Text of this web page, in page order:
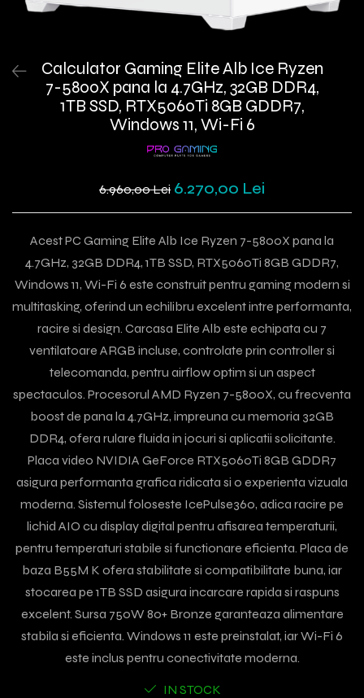
Calculator Gaming Elite Alb Ice Ryzen
7-5800X pana la 4.7GHz, 32GB DDR4,
1TB SSD, RTX5060Ti 8GB GDDR7,
Windows 11, Wi-Fi 6
6.960,00 Lei 6.270,00 Lei
Acest PC Gaming Elite Alb Ice Ryzen 7-5800X pana la
4.7GHz, 32GB DDR4, 1TB SSD, RTX5060Ti 8GB GDDR7,
Windows 11, Wi-Fi 6 este construit pentru gaming modern si
multitasking, oferind un echilibru excelent intre performanta,
racire si design. Carcasa Elite Alb este echipata cu 7
ventilatoare ARGB incluse, controlate prin controller si
telecomanda, pentru airflow optim si un aspect
spectaculos. Procesorul AMD Ryzen 7-5800X, cu frecventa
boost de pana la 4.7GHz, impreuna cu memoria 32GB
DDR4, ofera rulare fluida in jocuri si aplicatii solicitante.
Placa video NVIDIA GeForce RTX5060Ti 8GB GDDR7
asigura performanta grafica ridicata si o experienta vizuala
moderna. Sistemul foloseste IcePulse360, adica racire pe
lichid AIO cu display digital pentru afisarea temperaturii,
pentru temperaturi stabile si functionare eficienta. Placa de
baza B55M K ofera stabilitate si compatibilitate buna, iar
stocarea pe 1TB SSD asigura incarcare rapida si raspuns
excelent. Sursa 750W 80+ Bronze garanteaza alimentare
stabila si eficienta. Windows 11 este preinstalat, iar Wi-Fi 6
este inclus pentru conectivitate moderna.
IN STOCK